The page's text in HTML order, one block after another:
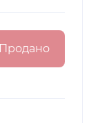
Продано